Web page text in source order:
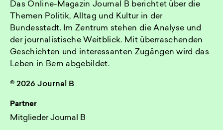
Das Online-Magazin Journal B berichtet über die
Themen Politik, Alltag und Kultur in der
Bundesstadt. Im Zentrum stehen die Analyse und
der journalistische Weitblick. Mit überraschenden
Geschichten und interessanten Zugängen wird das
Leben in Bern abgebildet.
© 2026 Journal B
Partner
Mitglieder Journal B